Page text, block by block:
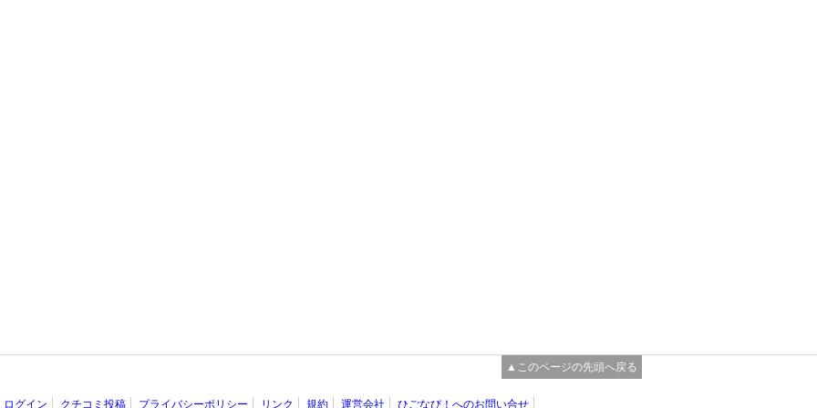
▲このページの先頭へ戻る
ログイン クチコミ投稿 プライバシーポリシー リンク 規約 運営会社 ひごなび！へのお問い合せ